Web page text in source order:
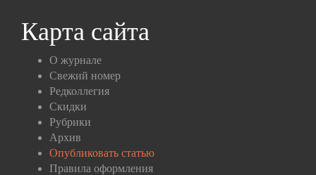
Карта сайта
О журнале
Свежий номер
Редколлегия
Скидки
Рубрики
Архив
Опубликовать статью
Правила оформления